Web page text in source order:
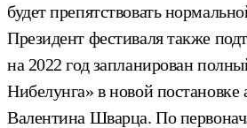
будет препятствовать
Президент фестиваля также
на 2022 год запланирован
Нибелунга» в новой постановке
Валентина Шварца. По